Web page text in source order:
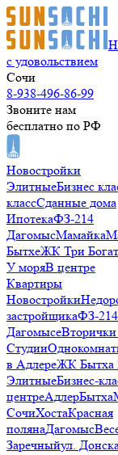
с удовольствием
Сочи
8-938-496-86-99
Звоните нам
бесплатно по РФ
Новостройки
ЭлитныеБизнес
классСданные дома
ИпотекаФЗ-214
ДагомысМамайка
БытхеЖК Три
У моряВ центре
Квартиры
Новостройки
застройщикаФЗ-214
Дагомысе
Студии
в АдлереЖК Бытха
ЭлитныеБизнес-
центреАдлерБытха
СочиХостаКрасная
полянаДагомыс
Заречныйул.